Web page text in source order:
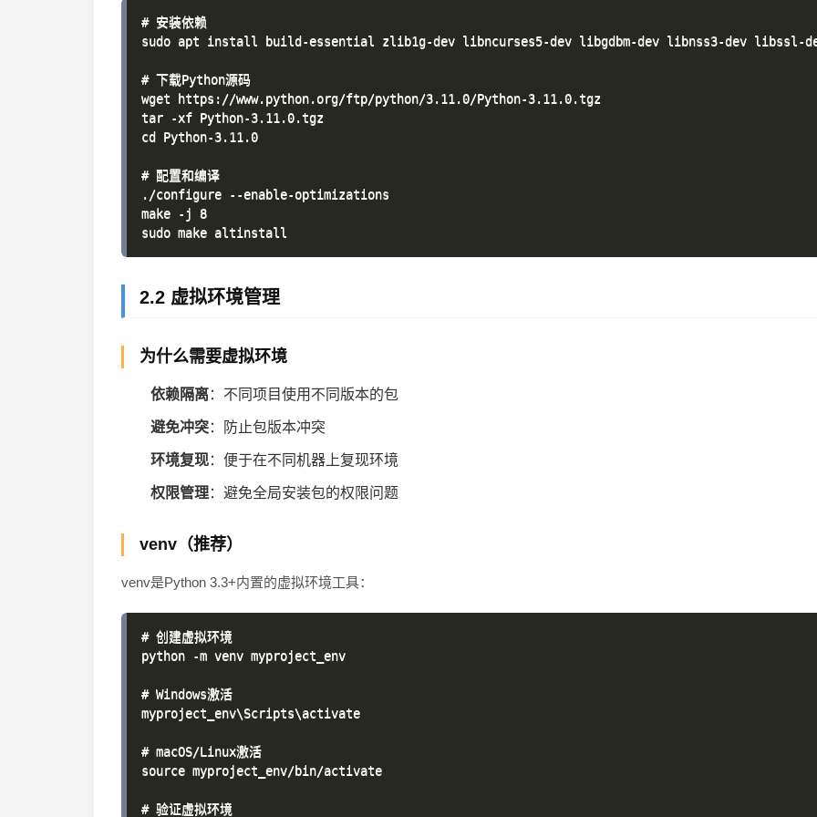
# 安装依赖
sudo apt install build-essential zlib1g-dev libncurses5-dev libgdbm-dev libnss3-dev
# 下载Python源码
wget https://www.python.org/ftp/python/3.11.0/Python-3.11.0.tgz
tar -xf Python-3.11.0.tgz
cd Python-3.11.0
# 配置和编译
./configure --enable-optimizations
make -j 8
2.2 虚拟环境管理
为什么需要虚拟环境
依赖隔离：不同项目使用不同版本的包
避免冲突：防止包版本冲突
环境复现：便于在不同机器上复现环境
权限管理：避免全局安装包的权限问题
venv（推荐）
venv是Python 3.3+内置的虚拟环境工具：
# 创建虚拟环境
python -m venv myproject_env
# Windows激活
myproject_env\Scripts\activate
# macOS/Linux激活
source myproject_env/bin/activate
# 验证虚拟环境